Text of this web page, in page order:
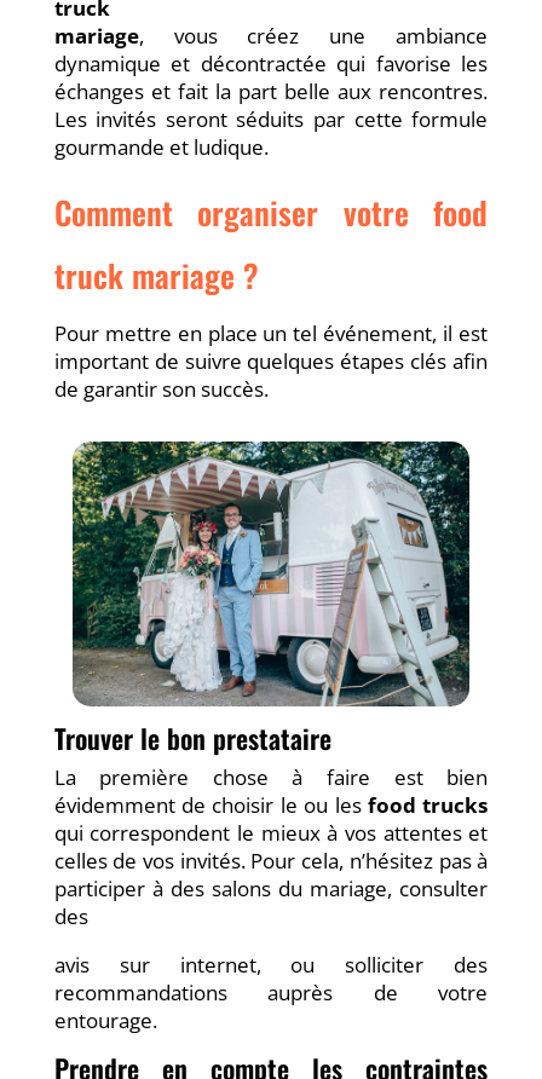
truck
mariage, vous créez une ambiance
dynamique et décontractée qui favorise les
échanges et fait la part belle aux rencontres.
Les invités seront séduits par cette formule
gourmande et ludique.
Comment organiser votre food
truck mariage ?
Pour mettre en place un tel événement, il est
important de suivre quelques étapes clés afin
de garantir son succès.
Trouver le bon prestataire
La première chose à faire est bien
évidemment de choisir le ou lesfood trucks
qui correspondent le mieux à vos attentes et
celles de vos invités. Pour cela, n’hésitez pas à
participer à des salons du mariage, consulter
des
avis sur internet, ou solliciter des
recommandations auprès de votre
entourage.
Prendre en compte les contraintes